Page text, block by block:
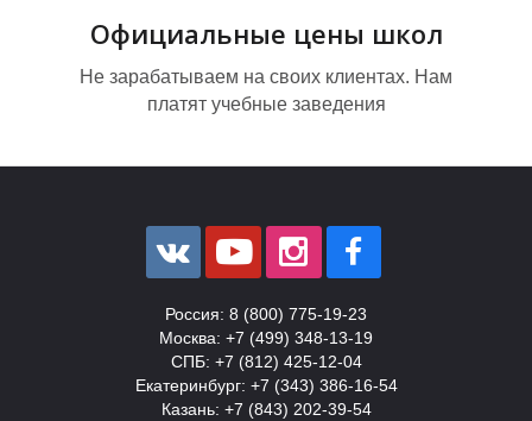
Т
И
Официальные цены школ
Не зарабатываем на своих клиентах. Нам
платят учебные заведения
Россия: 8 (800) 775-19-23
Москва: +7 (499) 348-13-19
СПБ: +7 (812) 425-12-04
Екатеринбург: +7 (343) 386-16-54
Казань: +7 (843) 202-39-54